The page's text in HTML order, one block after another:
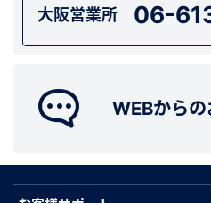
大阪営業所 06-
WEBから